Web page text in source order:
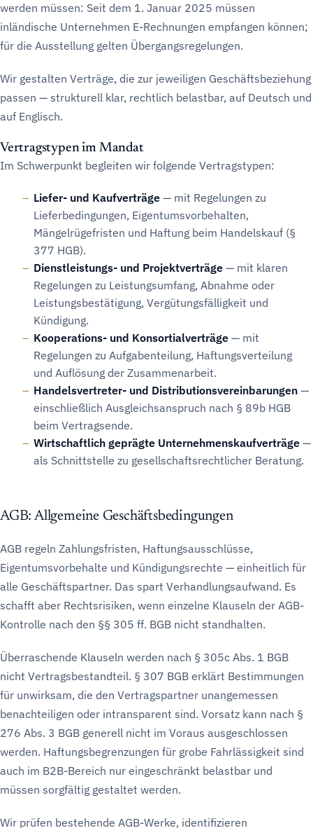
werden müssen: Seit dem 1. Januar 2025 müssen
inländische Unternehmen E-Rechnungen empfangen können;
für die Ausstellung gelten Übergangsregelungen.
Wir gestalten Verträge, die zur jeweiligen Geschäftsbeziehung
passen — strukturell klar, rechtlich belastbar, auf Deutsch und
auf Englisch.
Vertragstypen im Mandat
Im Schwerpunkt begleiten wir folgende Vertragstypen:
Liefer- und Kaufverträge— mit Regelungen zu
Lieferbedingungen, Eigentumsvorbehalten,
Mängelrügefristen und Haftung beim Handelskauf (§
377 HGB).
Dienstleistungs- und Projektverträge— mit klaren
Regelungen zu Leistungsumfang, Abnahme oder
Leistungsbestätigung, Vergütungsfälligkeit und
Kündigung.
Kooperations- und Konsortialverträge— mit
Regelungen zu Aufgabenteilung, Haftungsverteilung
und Auflösung der Zusammenarbeit.
Handelsvertreter- und Distributionsvereinbarungen—
einschließlich Ausgleichsanspruch nach § 89b HGB
beim Vertragsende.
Wirtschaftlich geprägte Unternehmenskaufverträge—
als Schnittstelle zu gesellschaftsrechtlicher Beratung.
AGB: Allgemeine Geschäftsbedingungen
AGB regeln Zahlungsfristen, Haftungsausschlüsse,
Eigentumsvorbehalte und Kündigungsrechte — einheitlich für
alle Geschäftspartner. Das spart Verhandlungsaufwand. Es
schafft aber Rechtsrisiken, wenn einzelne Klauseln der AGB-
Kontrolle nach den §§ 305 ff. BGB nicht standhalten.
Überraschende Klauseln werden nach § 305c Abs. 1 BGB
nicht Vertragsbestandteil. § 307 BGB erklärt Bestimmungen
für unwirksam, die den Vertragspartner unangemessen
benachteiligen oder intransparent sind. Vorsatz kann nach §
276 Abs. 3 BGB generell nicht im Voraus ausgeschlossen
werden. Haftungsbegrenzungen für grobe Fahrlässigkeit sind
auch im B2B-Bereich nur eingeschränkt belastbar und
müssen sorgfältig gestaltet werden.
Wir prüfen bestehende AGB-Werke, identifizieren